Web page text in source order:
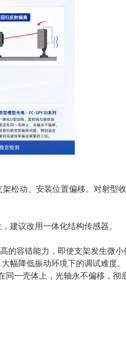
松动、安装位置偏移。对射型
建议改用一体化结构传感器。
的容错能力，即使支架发生微小
幅降低振动环境下的调试难度。
同一壳体上，光轴永不偏移，